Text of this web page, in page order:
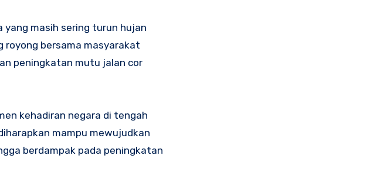
yang masih sering turun hujan
royong bersama masyarakat
peningkatan mutu jalan cor
kehadiran negara di tengah
mampu mewujudkan
berdampak pada peningkatan